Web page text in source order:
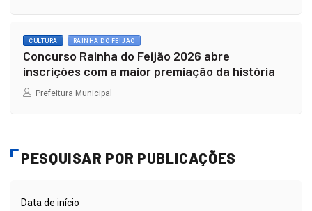
CULTURA RAINHA DO FEIJÃO
Concurso Rainha do Feijão 2026 abre
inscrições com a maior premiação da história
Prefeitura Municipal
PESQUISAR POR PUBLICAÇÕES
Data de início